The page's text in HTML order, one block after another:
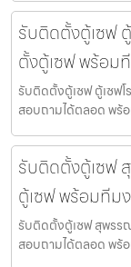
รับติดตั้งตู้เซฟ
ตั้งตู้เซฟ พร้อม
รับติดตั้งตู้เซฟ ตู้เซฟ
สอบถามได้ตลอด พร้
รับติดตั้งตู้เซฟ
ตู้เซฟ พร้อมทีม
รับติดตั้งตู้เซฟ สุพรร
สอบถามได้ตลอด พร้